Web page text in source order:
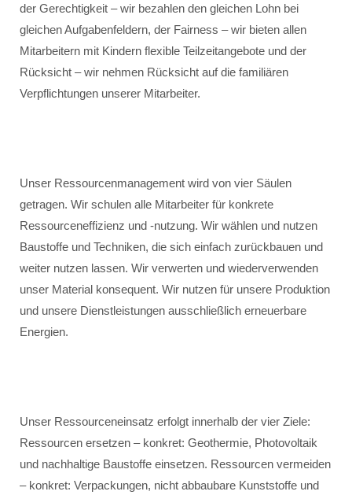
der Gerechtigkeit – wir bezahlen den gleichen Lohn bei
gleichen Aufgabenfeldern, der Fairness – wir bieten allen
Mitarbeitern mit Kindern flexible Teilzeitangebote und der
Rücksicht – wir nehmen Rücksicht auf die familiären
Verpflichtungen unserer Mitarbeiter.
Unser Ressourcenmanagement wird von vier Säulen
getragen. Wir schulen alle Mitarbeiter für konkrete
Ressourceneffizienz und -nutzung. Wir wählen und nutzen
Baustoffe und Techniken, die sich einfach zurückbauen und
weiter nutzen lassen. Wir verwerten und wiederverwenden
unser Material konsequent. Wir nutzen für unsere Produktion
und unsere Dienstleistungen ausschließlich erneuerbare
Energien.
Unser Ressourceneinsatz erfolgt innerhalb der vier Ziele:
Ressourcen ersetzen – konkret: Geothermie, Photovoltaik
und nachhaltige Baustoffe einsetzen. Ressourcen vermeiden
– konkret: Verpackungen, nicht abbaubare Kunststoffe und